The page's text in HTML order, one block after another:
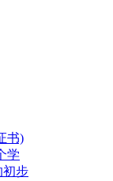
书)
学
初步